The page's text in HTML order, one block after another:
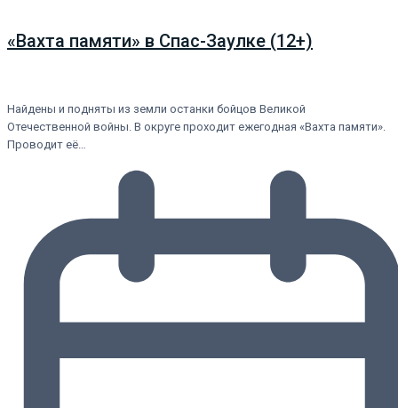
«Вахта памяти» в Спас-Заулке (12+)
Найдены и подняты из земли останки бойцов Великой
Отечественной войны. В округе проходит ежегодная «Вахта памяти».
Проводит её…